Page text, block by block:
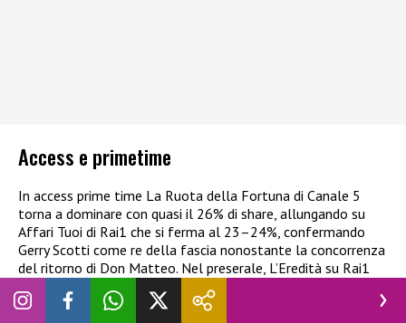
Access e primetime
In access prime time La Ruota della Fortuna di Canale 5
torna a dominare con quasi il 26% di share, allungando su
Affari Tuoi di Rai1 che si ferma al 23–24%, confermando
Gerry Scotti come re della fascia nonostante la concorrenza
del ritorno di Don Matteo. Nel preserale, L’Eredità su Rai1
mantiene il primato con oltre il 28% di share per il gioco
principale (dopo La Sfida dei 7 al 24,5%), mentre Caduta